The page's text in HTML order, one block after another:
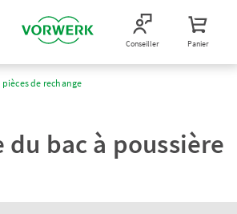
Conseiller Panier
pièces de rechange
du bac à poussière